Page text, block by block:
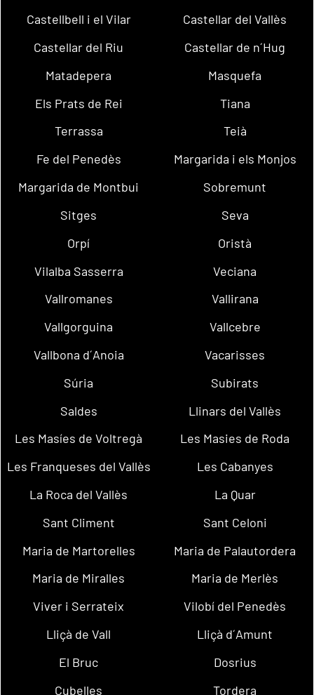
Castellbell i el Vilar
Castellar del Vallès
Castellar del Riu
Castellar de n´Hug
Matadepera
Masquefa
Els Prats de Rei
Tiana
Terrassa
Teià
Fe del Penedès
Margarida i els Monjos
Margarida de Montbui
Sobremunt
Sitges
Seva
Orpí
Oristà
Vilalba Sasserra
Veciana
Vallromanes
Vallirana
Vallgorguina
Vallcebre
Vallbona d´Anoia
Vacarisses
Súria
Subirats
Saldes
Llinars del Vallès
Les Masíes de Voltregà
Les Masies de Roda
Les Franqueses del Vallès
Les Cabanyes
La Roca del Vallès
La Quar
Sant Climent
Sant Celoni
Maria de Martorelles
Maria de Palautordera
Maria de Miralles
Maria de Merlès
Viver i Serrateix
Vilobí del Penedès
Lliçà de Vall
Lliçà d´Amunt
El Bruc
Dosrius
Cubelles
Tordera